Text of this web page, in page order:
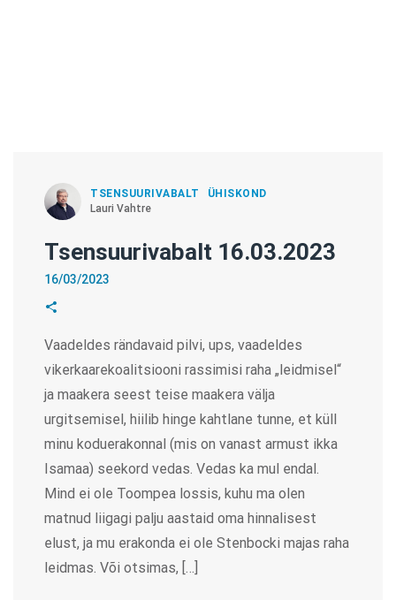
TSENSUURIVABALT
ÜHISKOND
Lauri Vahtre
Tsensuurivabalt 16.03.2023
16/03/2023
Vaadeldes rändavaid pilvi, ups, vaadeldes
vikerkaarekoalitsiooni rassimisi raha „leidmisel“
ja maakera seest teise maakera välja
urgitsemisel, hiilib hinge kahtlane tunne, et küll
minu koduerakonnal (mis on vanast armust ikka
Isamaa) seekord vedas. Vedas ka mul endal.
Mind ei ole Toompea lossis, kuhu ma olen
matnud liigagi palju aastaid oma hinnalisest
elust, ja mu erakonda ei ole Stenbocki majas raha
leidmas. Või otsimas, […]